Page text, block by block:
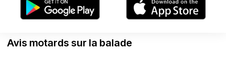
Avis motards sur la balade